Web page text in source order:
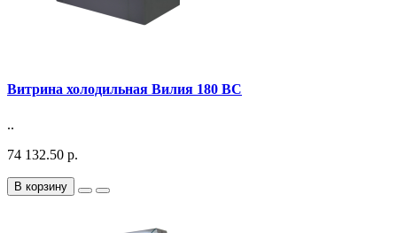
Витрина холодильная Вилия 180 ВС
..
74 132.50 р.
В корзину